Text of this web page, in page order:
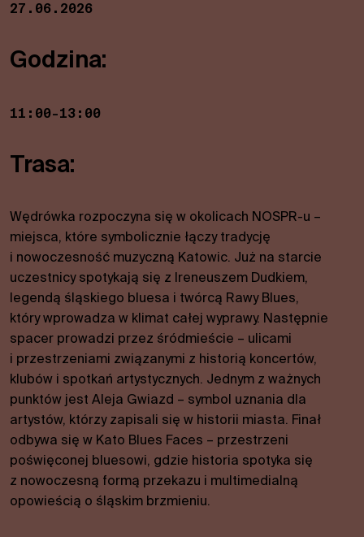
27.06.2026
Godzina:
11:00-13:00
Trasa:
Wędrówka rozpoczyna się w okolicach NOSPR-u –
miejsca, które symbolicznie łączy tradycję
i nowoczesność muzyczną Katowic. Już na starcie
uczestnicy spotykają się z Ireneuszem Dudkiem,
legendą śląskiego bluesa i twórcą Rawy Blues,
który wprowadza w klimat całej wyprawy. Następnie
spacer prowadzi przez śródmieście – ulicami
i przestrzeniami związanymi z historią koncertów,
klubów i spotkań artystycznych. Jednym z ważnych
punktów jest Aleja Gwiazd – symbol uznania dla
artystów, którzy zapisali się w historii miasta. Finał
odbywa się w Kato Blues Faces – przestrzeni
poświęconej bluesowi, gdzie historia spotyka się
z nowoczesną formą przekazu i multimedialną
opowieścią o śląskim brzmieniu.